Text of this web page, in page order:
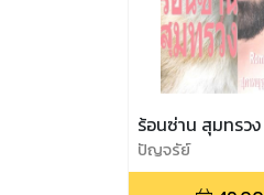
ร้อนซ่าน สุมทรวง
ปัญจรัย์